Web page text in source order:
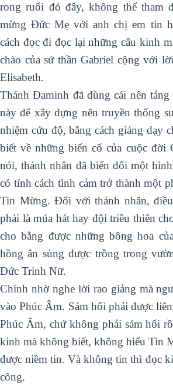
rong ruổi đó đây, không thể tham
mừng Đức Mẹ với anh chị em tín
cách đọc đi đọc lại những câu kinh
chào của sứ thần Gabriel cộng với
Elisabeth.
Thánh Đaminh đã dùng cái nên
này để xây dựng nên truyền thống
nhiệm cứu độ, bằng cách giảng dạy
biết về những biến cố của cuộc đời
nói, thánh nhân đã biến đổi một
có tính cách tình cảm trở thành một
Tin Mừng. Đối với thánh nhân,
phải là múa hát hay đội triều thiên
cho bằng được những bông hoa
hồng ân sủng được trồng trong
Đức Trinh Nữ.
Chính nhờ nghe lời rao giảng mà
vào Phúc Âm. Sám hối phải được
Phúc Âm, chứ không phải sám hối
kinh mà không biết, không hiểu Tin
được niềm tin. Và không tin thì đọc
công.